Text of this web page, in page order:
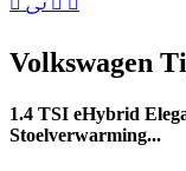
Volkswagen
1.4 TSI eHybrid
Stoelverwarming...